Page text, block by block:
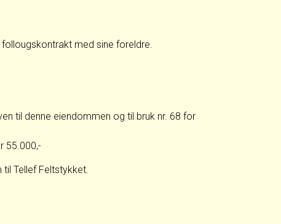
med sine foreldre.
til denne eiendommen og til bruk nr. 68 for
55.000,-
Tellef Feltstykket.